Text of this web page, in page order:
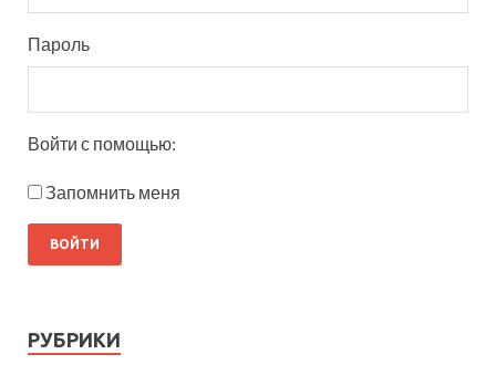
Пароль
Войти с помощью:
Запомнить меня
РУБРИКИ